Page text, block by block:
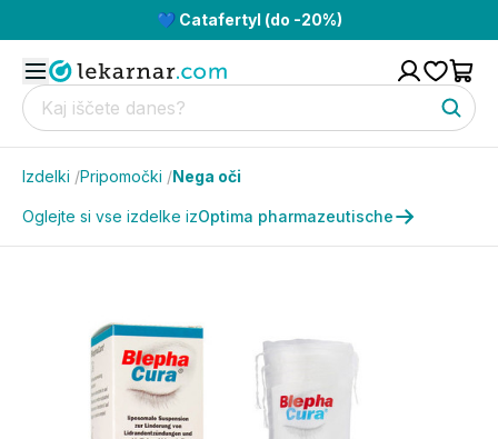
💙 Catafertyl (do -20%)
Izdelki /Pripomočki /Nega oči
Oglejte si vse izdelke izOptima pharmazeutische